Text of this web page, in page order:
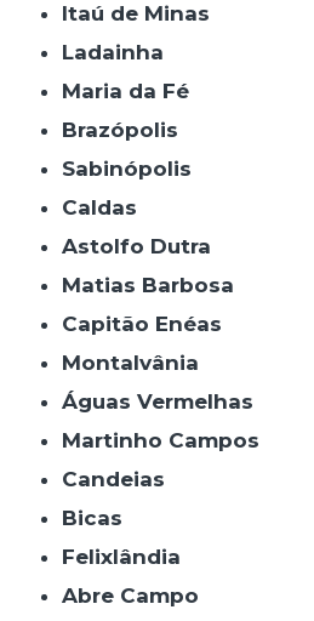
Itaú de Minas
Ladainha
Maria da Fé
Brazópolis
Sabinópolis
Caldas
Astolfo Dutra
Matias Barbosa
Capitão Enéas
Montalvânia
Águas Vermelhas
Martinho Campos
Candeias
Bicas
Felixlândia
Abre Campo